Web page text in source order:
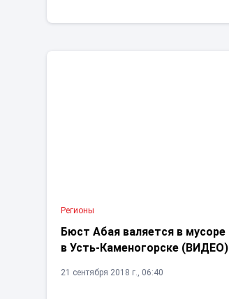
Регионы
Бюст Абая валяется в мусоре
в Усть-Каменогорске (ВИДЕО)
21 сентября 2018 г., 06:40